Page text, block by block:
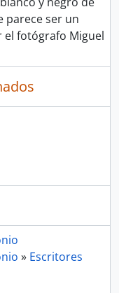
parece ser un
fotógrafo Miguel
» Escritores